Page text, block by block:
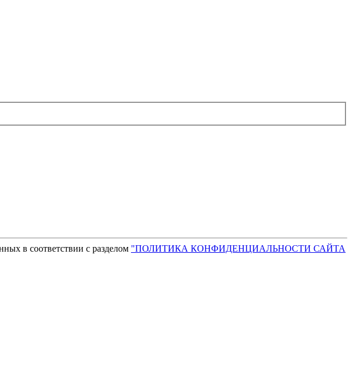
в соответствии с разделом "ПОЛИТИКА КОНФИДЕНЦИАЛЬНОСТИ САЙТА